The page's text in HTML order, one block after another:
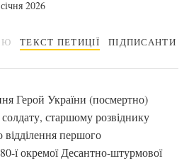
2026
ТЕКСТ ПЕТИЦІЇ ПІДПИСАНТИ
Герой України (посмертно)
старшому розвіднику
відділення першого
ї окремої Десантно-штурмової